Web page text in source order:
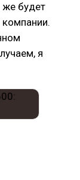
же будет
я